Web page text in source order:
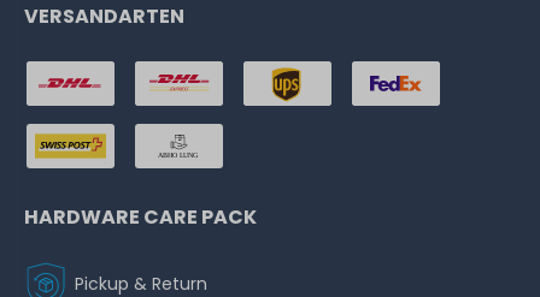
VERSANDARTEN
HARDWARE CARE PACK
Pickup & Return